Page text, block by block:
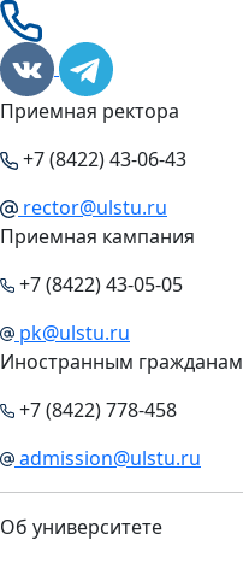
Приемная ректора
+7 (8422) 43-06-43
rector@ulstu.ru
Приемная кампания
+7 (8422) 43-05-05
pk@ulstu.ru
Иностранным гражданам
+7 (8422) 778-458
admission@ulstu.ru
Об университете